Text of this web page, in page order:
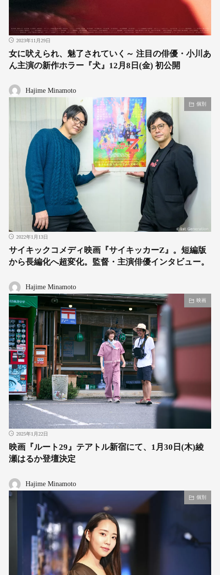
2023年11月29日
女に吠えられ、魅了されていく～ 注目の俳優・小川あ
ん主演の新作ホラー『犬』12月8日(金) 初公開
Hajime Minamoto
個別
2022年1月13日
サイキックコメディ映画『サイキッカーZ』。短編版
から長編化へ超変化。監督・主演俳優インタビュー。
Hajime Minamoto
映画
2025年1月22日
映画『ルート29』テアトル新宿にて、1月30日(木)綾
瀬はるか登壇決定
Hajime Minamoto
個別